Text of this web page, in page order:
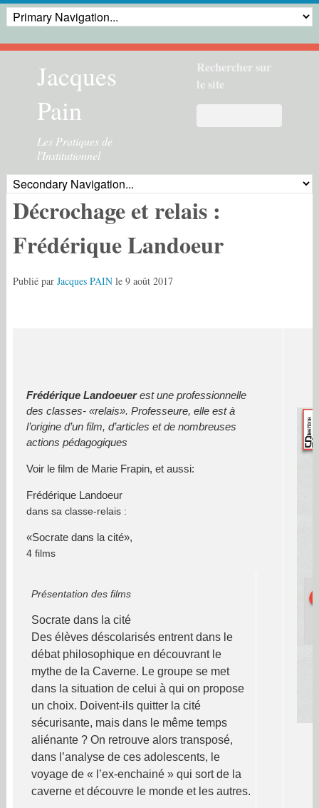
Jacques
Pain
Les Pratiques de
l'Institutionnel
Rechercher sur
le site
Décrochage et relais :
Frédérique Landoeur
Publié par Jacques PAINle 9 août 2017
Frédérique Landoeuerest une professionnelle
des classes- «relais». Professeure, elle est à
l’origine d’un film, d’articles et de nombreuses
actions pédagogiques
Voir le film de Marie Frapin, et aussi:
Frédérique Landoeur
dans sa classe-relais :
«Socrate dans la cité»,
4 films
Présentation des films
Socrate dans la cité
Des élèves déscolarisés entrent dans le
débat philosophique en découvrant le
mythe de la Caverne. Le groupe se met
dans la situation de celui à qui on propose
un choix. Doivent-ils quitter la cité
sécurisante, mais dans le même temps
aliénante ? On retrouve alors transposé,
dans l’analyse de ces adolescents, le
voyage de « l’ex-enchainé » qui sort de la
caverne et découvre le monde et les autres.